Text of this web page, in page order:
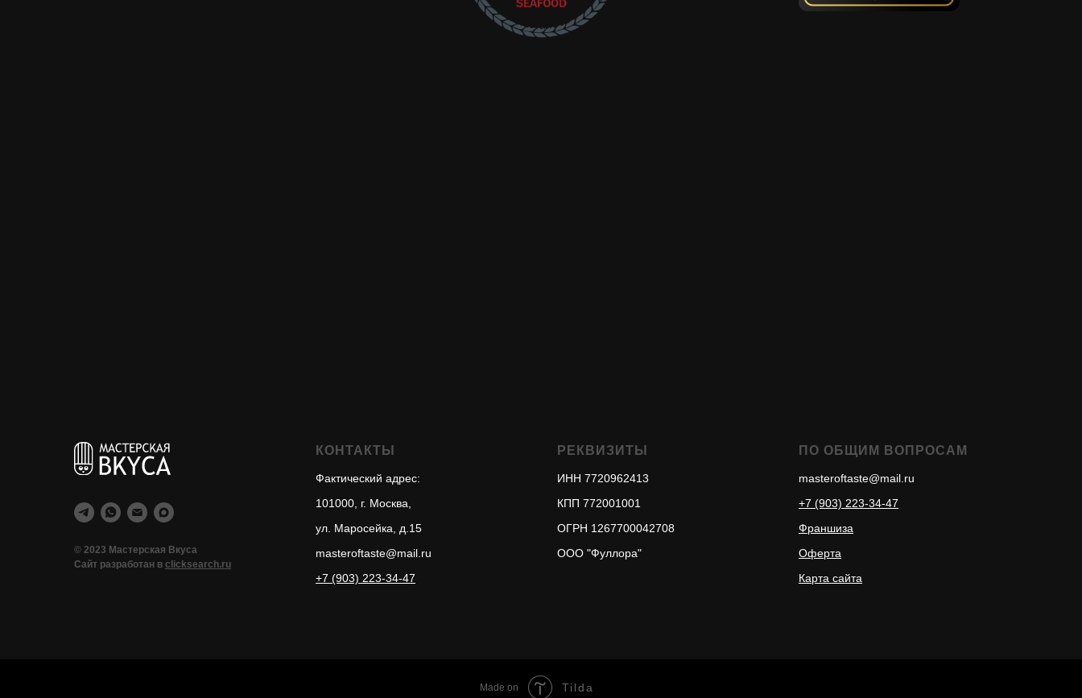
© 2023 Мастерская Вкуса
Сайт разработан в clicksearch.ru
КОНТАКТЫ
Фактический адрес:
101000, г. Москва,
ул. Маросейка, д.15
masteroftaste@mail.ru
+7 (903) 223-34-47
РЕКВИЗИТЫ
ИНН 7720962413
КПП 772001001
ОГРН 1267700042708
ООО "Фуллора"
ПО ОБЩИМ ВОПРОСАМ
masteroftaste@mail.ru
+7 (903) 223-34-47
Франшиза
Оферта
Карта сайта
Made on Tilda